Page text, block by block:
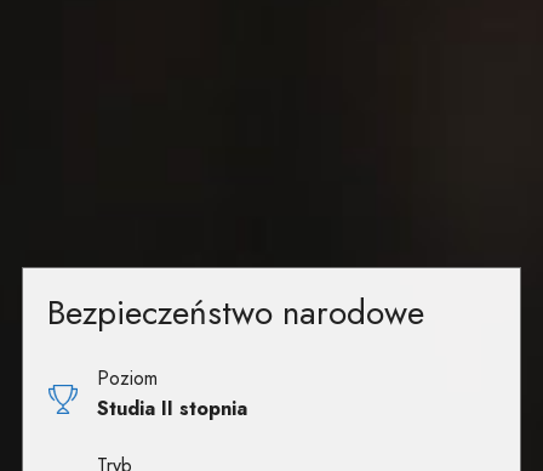
Bezpieczeństwo narodowe
Poziom
Studia II stopnia
Tryb